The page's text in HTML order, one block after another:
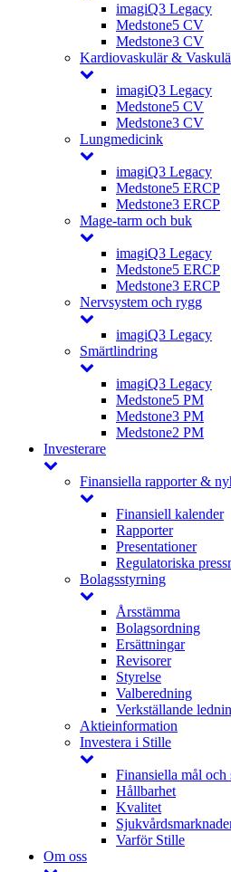
imagiQ3 Legacy
Medstone5 CV
Medstone3 CV
Kardiovaskulär &
imagiQ3 Legacy
Medstone5 CV
Medstone3 CV
Lungmedicink
imagiQ3 Legacy
Medstone5 ERCP
Medstone3 ERCP
Mage-tarm och buk
imagiQ3 Legacy
Medstone5 ERCP
Medstone3 ERCP
Nervsystem och rygg
imagiQ3 Legacy
Smärtlindring
imagiQ3 Legacy
Medstone5 PM
Medstone3 PM
Medstone2 PM
Investerare
Finansiella rapporter &
Finansiell kalender
Rapporter
Presentationer
Regulatoriska
Bolagsstyrning
Årsstämma
Bolagsordning
Ersättningar
Revisorer
Styrelse
Valberedning
Verkställande
Aktieinformation
Investera i Stille
Finansiella mål och
Hållbarhet
Kvalitet
Varför Stille
Om oss